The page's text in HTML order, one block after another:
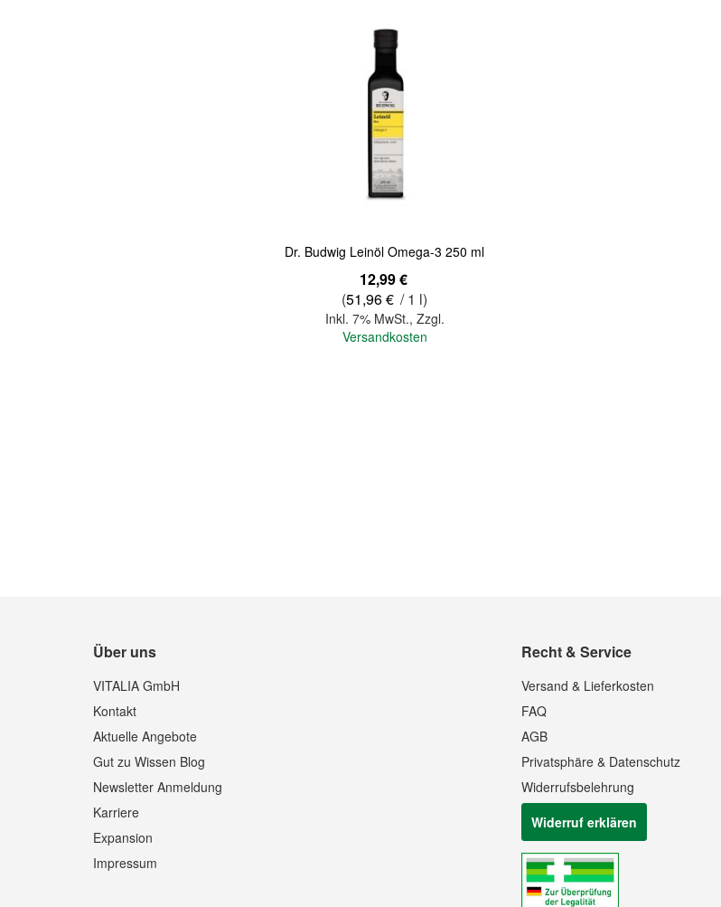
Dr. Budwig Leinöl Omega-3 250 ml
12,99 €
(51,96 € / 1 l)
Inkl. 7% MwSt., Zzgl.
Versandkosten
Über uns
VITALIA GmbH
Kontakt
Aktuelle Angebote
Gut zu Wissen Blog
Newsletter Anmeldung
Karriere
Expansion
Impressum
Recht & Service
Versand & Lieferkosten
FAQ
AGB
Privatsphäre & Datenschutz
Widerrufsbelehrung
Widerruf erklären